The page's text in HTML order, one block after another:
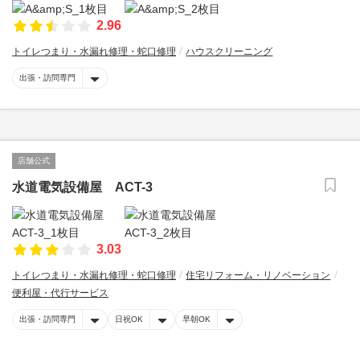
2.96
トイレつまり・水漏れ修理・蛇口修理 ハウスクリーニング
出張・訪問専門
店舗公式
水道電気設備屋 ACT-3
3.03
トイレつまり・水漏れ修理・蛇口修理
住宅リフォーム・リノベーション
便利屋・代行サービス
出張・訪問専門 日祝OK 早朝OK